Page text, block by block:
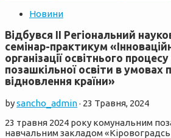
Новини
Відбувся ІІ Регіональний
семінар-практикум
організації освітнього
позашкільної освіти в умовах
відновлення країни»
bysancho_admin· 23 Травня, 2024
23 травня 2024 року комунальним
навчальним закладом